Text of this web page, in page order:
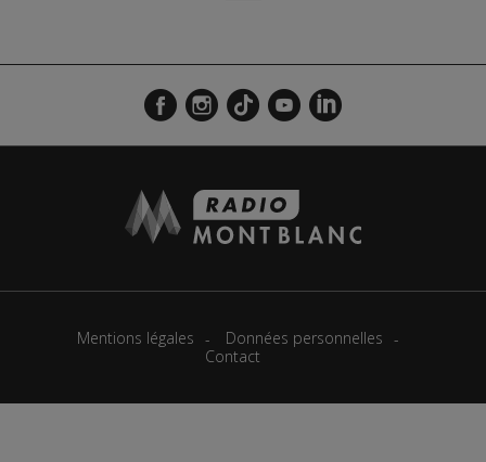
Mentions légales
Données personnelles
Contact